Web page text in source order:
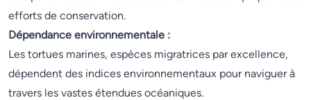
efforts de conservation.
Dépendance environnementale :
Les tortues marines, espèces migratrices par excellence,
dépendent des indices environnementaux pour naviguer à
travers les vastes étendues océaniques.